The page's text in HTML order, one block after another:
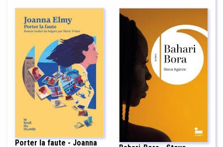
Porter la faute - Joanna